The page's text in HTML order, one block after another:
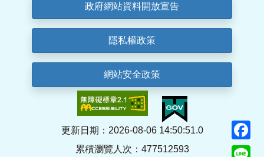
政府網站資料開放宣告
隱私權政策
網站安全政策
更新日期：2026-08-06 14:50:51.0
累積瀏覽人次：477512593